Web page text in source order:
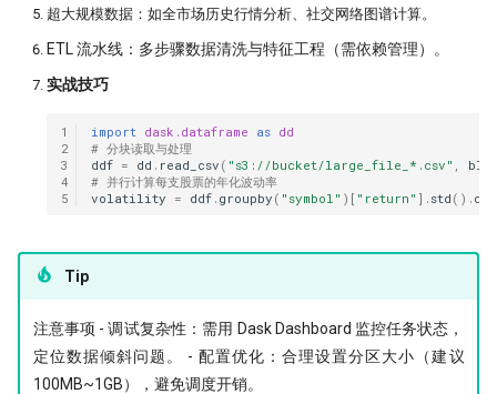
​超大规模数据：如全市场历史行情分析、社交网络图谱计算。
​ETL 流水线：多步骤数据清洗与特征工程（需依赖管理）。
实战技巧
1
2
3
4
5
import dask.dataframe as dd
# 分块读取与处理
ddf = dd . read_csv ( "s3://bucket/large_file_*.csv"
# 并行计算每支股票的年化波动率
volatility = ddf. groupby ( "symbol" )[ "return" ] . std () .
Tip
​注意事项 - ​调试复杂性：需用 Dask Dashboard 监控任务状态，
定位数据倾斜问题。 - ​配置优化：合理设置分区大小（建议
100MB~1GB），避免调度开销。